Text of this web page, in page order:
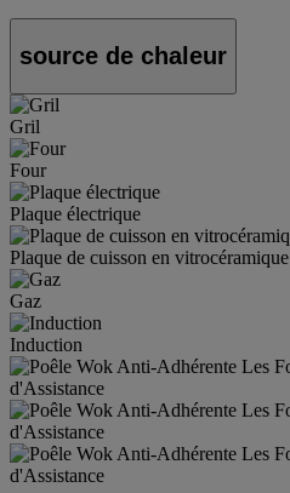
source de chaleur
Gril
Four
Plaque électrique
Plaque de cuisson en vitrocéramique
Gaz
Induction